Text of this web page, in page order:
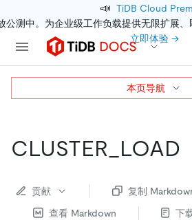
📣 TiDB Cloud
公测中。为企业级工作负载提供无限扩展
立即体验 →
CLUSTER_LOAD
贡献
复制
查看 Markdown
下
本页导航